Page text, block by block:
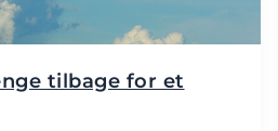
tilbage for et